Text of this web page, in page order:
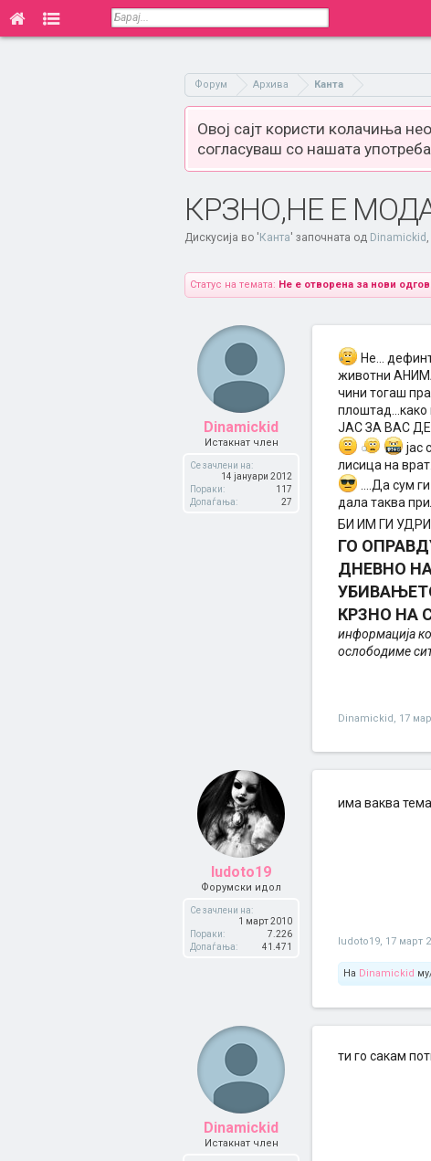
Форум Архива Канта
Овој сајт користи колачиња
согласуваш со нашата
КРЗНО,НЕ Е
Дискусија во ' Канта' започната од Dinamickid ,
Статус на темата: Не е отворена за нови
Dinamickid
Истакнат член
Се зачлени на:
14 јануари 2012
Пораки:
117
Допаѓања:
27
Не...
животни
чини тогаш
ЈАС ЗА ВАС
јас
лисица на
....Да сум
дала таква
БИ ИМ ГИ
ГО
ДНЕВНО
КРЗНО НА
информација
ослободиме
Dinamickid, 17
ludoto19
Форумски идол
Се зачлени на:
1 март 2010
Пораки:
7.226
Допаѓања:
41.471
има ваква тема
ludoto19, 17 март
На Dinamickid
Dinamickid
Истакнат член
ти го сакам